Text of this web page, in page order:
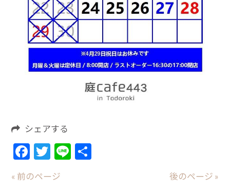
シェアする
Facebook
Twitter
Line
« 前のページ 後のページ »